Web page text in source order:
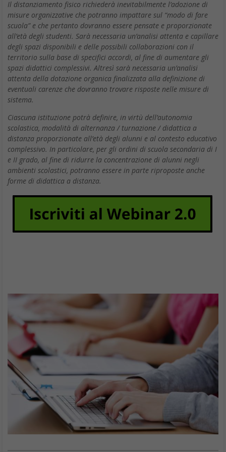
Il distanziamento fisico richiederà inevitabilmente l’adozione di
misure organizzative che potranno impattare sul “modo di fare
scuola” e che pertanto dovranno essere pensate e proporzionate
all’età degli studenti. Sarà necessaria un’analisi attenta e capillare
degli spazi disponibili e delle possibili collaborazioni con il
territorio sulla base di specifici accordi, al fine di aumentare gli
spazi didattici complessivi. Altresì sarà necessaria un’analisi
attenta della dotazione organica finalizzata alla definizione di
eventuali carenze che dovranno trovare risposte nelle misure di
sistema.
Ciascuna istituzione potrà definire, in virtù dell’autonomia
scolastica, modalità di alternanza / turnazione / didattica a
distanza proporzionate all’età degli alunni e al contesto educativo
complessivo. In particolare, per gli ordini di scuola secondaria di I
e II grado, al fine di ridurre la concentrazione di alunni negli
ambienti scolastici, potranno essere in parte riproposte anche
forme di didattica a distanza.